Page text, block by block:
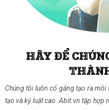
HÃY ĐỂ
Chúng tôi luôn cố gắng tạo ra
tạo và kỷ luật cao. Abit.vn tập hợp